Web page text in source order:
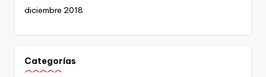
diciembre 2018
Categorías